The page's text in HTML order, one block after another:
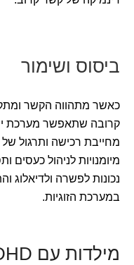
ביסוס ושימור
כאשר מתהווה הקשר
קרובה שתאפשר מערכת
מחייבת רכישה ותרגול של
מיומנויות לניהול כעסים
נכונות לפשרה ולדיאלוג
במערכת הזוגיות.
מילדות עם ADHD לזוגיות מורכבת